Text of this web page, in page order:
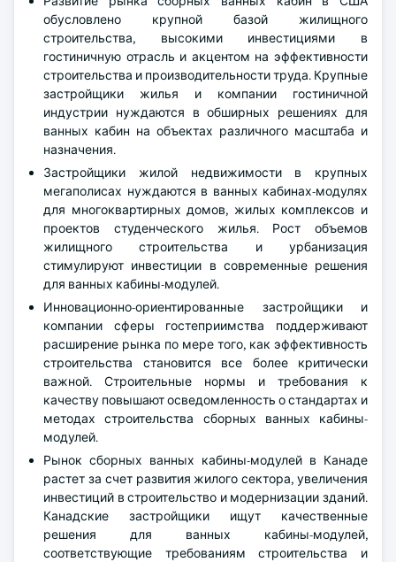
обусловлено крупной базой жилищного
строительства, высокими инвестициями в
гостиничную отрасль и акцентом на эффективности
строительства и производительности труда. Крупные
застройщики жилья и компании гостиничной
индустрии нуждаются в обширных решениях для
ванных кабин на объектах различного масштаба и
назначения.
Застройщики жилой недвижимости в крупных
мегаполисах нуждаются в ванных кабинах-модулях
для многоквартирных домов, жилых комплексов и
проектов студенческого жилья. Рост объемов
жилищного строительства и урбанизация
стимулируют инвестиции в современные решения
для ванных кабины-модулей.
Инновационно-ориентированные застройщики и
компании сферы гостеприимства поддерживают
расширение рынка по мере того, как эффективность
строительства становится все более критически
важной. Строительные нормы и требования к
качеству повышают осведомленность о стандартах и
методах строительства сборных ванных кабины-
модулей.
Рынок сборных ванных кабины-модулей в Канаде
растет за счет развития жилого сектора, увеличения
инвестиций в строительство и модернизации зданий.
Канадские застройщики ищут качественные
решения для ванных кабины-модулей,
соответствующие требованиям строительства и